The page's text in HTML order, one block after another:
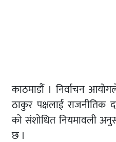
काठमाडौं । निर्वाचन
ठाकुर पक्षलाई राजनीतिक
को संशोधित नियमावली
छ ।